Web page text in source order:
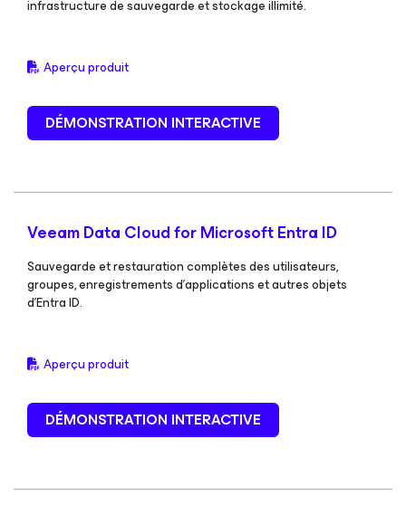
infrastructure de sauvegarde et stockage illimité.
Aperçu produit
DÉMONSTRATION INTERACTIVE
Veeam Data Cloudfor Microsoft Entra ID
Sauvegarde et restauration complètes des utilisateurs,
groupes, enregistrements d’applications et autres objets
d’Entra ID.
Aperçu produit
DÉMONSTRATION INTERACTIVE